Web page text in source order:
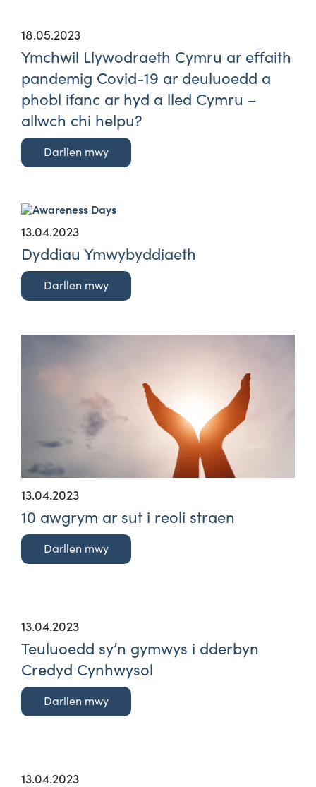
18.05.2023
Ymchwil Llywodraeth Cymru ar effaith
pandemig Covid-19 ar deuluoedd a
phobl ifanc ar hyd a lled Cymru –
allwch chi helpu?
Darllen mwy
13.04.2023
Dyddiau Ymwybyddiaeth
Darllen mwy
13.04.2023
10 awgrym ar sut i reoli straen
Darllen mwy
13.04.2023
Teuluoedd sy’n gymwys i dderbyn
Credyd Cynhwysol
Darllen mwy
13.04.2023